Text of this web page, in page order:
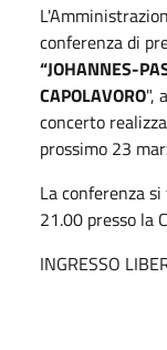
conferenza di
“JOHANNES-
CAPOLAVORO",
concerto
prossimo 23
La conferenza
21.00 presso la
INGRESSO